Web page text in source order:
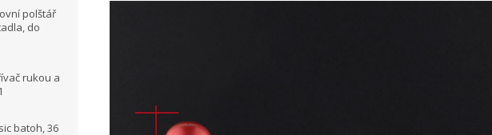
polštář
do
rukou a
batoh, 36